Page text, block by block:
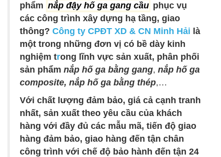
phẩm nắp đậy hố ga gang cầu phục vụ
các công trình xây dựng hạ tầng, giao
thông? Công ty CPĐT XD & CN Minh Hải là
một trong những đơn vị có bề dày kinh
nghiệm trong lĩnh vực sản xuất, phân phối
sản phẩm nắp hố ga bằng gang, nắp hố ga
composite, nắp hố ga bằng thép,…
Với chất lượng đảm bảo, giá cả cạnh tranh
nhất, sản xuất theo yêu cầu của khách
hàng với đầy đủ các mẫu mã, tiến độ giao
hàng đảm bảo, giao hàng đến tận chân
công trình với chế độ bảo hành đến tận 24